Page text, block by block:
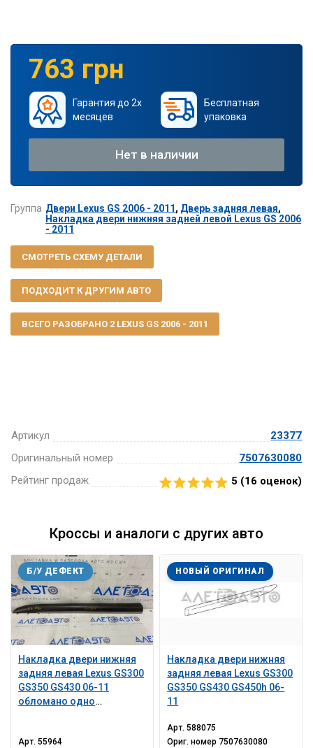
Артикул
23377
Оригинальный номер
7507630080
Рейтинг продаж
5 (16 оценок)
763 грн
Гарантия до 2х
месяцев
Бесплатная
упаковка
Нет в наличии
Группа Двери Lexus GS 2006 - 2011, Дверь задняя левая,
Накладка двери нижняя задней левой Lexus GS 2006
- 2011
СМОТРЕТЬ СХЕМУ ДЕТАЛИ
ПОДХОДИТ К ДРУГИМ АВТО
ВСЕГО РАЗОБРАНО 2 LEXUS GS 2006 - 2011
Кроссы и аналоги с других авто
Накладка двери нижняя
задняя левая Lexus GS300
GS350 GS430 06-11
обломано одно
Б/У ДЕФЕКТ
Арт.55964
Накладка двери нижняя
задняя левая Lexus GS300
GS350 GS430 GS450h 06-
11
НОВЫЙ ОРИГИНАЛ
Арт.588075
Ориг. номер 7507630080